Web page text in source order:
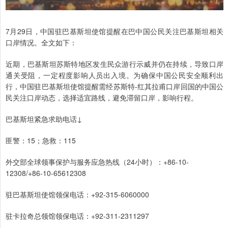
7月29日，中国驻巴基斯坦使馆提醒在巴中国公民关注巴基斯坦相关
口岸情况。全文如下：
近期，巴基斯坦苏斯特地区发生民众游行示威并仍在持续，导致口岸
通关受阻，一定程度影响人员出入境。为确保中国公民安全顺利出
行，中国驻巴基斯坦使馆提醒需经苏斯特-红其拉甫口岸回国的中国公
民关注口岸动态，选择适宜路线，避免滞留口岸，影响行程。
巴基斯坦紧急求助电话↓
匪警：15；急救：115
外交部全球领事保护与服务应急热线（24小时）：+86-10-
12308/+86-10-65612308
驻巴基斯坦使馆领保电话：+92-315-6060000
驻卡拉奇总领馆领保电话：+92-311-2311297